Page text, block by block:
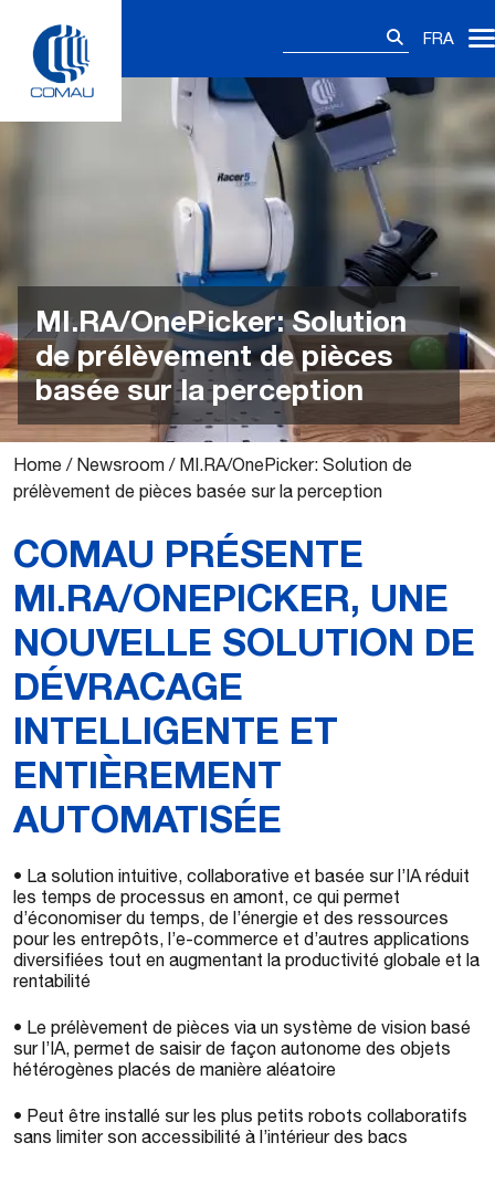
content
FRA
MI.RA/OnePicker: Solution
de prélèvement de pièces
basée sur la perception
Home / Newsroom / MI.RA/OnePicker: Solution de
prélèvement de pièces basée sur la perception
COMAU PRÉSENTE
MI.RA/ONEPICKER, UNE
NOUVELLE SOLUTION DE
DÉVRACAGE
INTELLIGENTE ET
ENTIÈREMENT
AUTOMATISÉE
• La solution intuitive, collaborative et basée sur l’IA réduit
les temps de processus en amont, ce qui permet
d’économiser du temps, de l’énergie et des ressources
pour les entrepôts, l’e-commerce et d’autres applications
diversifiées tout en augmentant la productivité globale et la
rentabilité
• Le prélèvement de pièces via un système de vision basé
sur l’IA, permet de saisir de façon autonome des objets
hétérogènes placés de manière aléatoire
• Peut être installé sur les plus petits robots collaboratifs
sans limiter son accessibilité à l’intérieur des bacs